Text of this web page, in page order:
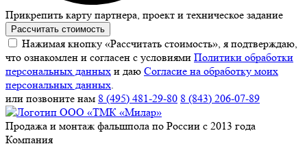
Прикрепить карту партнера, проект и техническое задание
Рассчитать стоимость
Нажимая кнопку «Рассчитать стоимость», я подтверждаю,
что ознакомлен и согласен с условиями Политики обработки
персональных данных и даю Согласие на обработку моих
персональных данных.
или позвоните нам 8 (495) 481-29-80 8 (843) 206-07-89
Продажа и монтаж фальшпола по России с 2013 года
Компания